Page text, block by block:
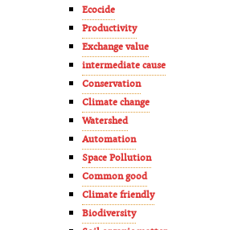
Ecocide
Productivity
Exchange value
intermediate cause
Conservation
Climate change
Watershed
Automation
Space Pollution
Common good
Climate friendly
Biodiversity